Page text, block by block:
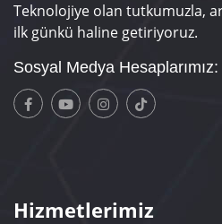
Teknolojiye olan tutkumuzla,
ilk günkü haline getiriyoruz.
Sosyal Medya Hesaplarımız:
Hizmetlerimiz